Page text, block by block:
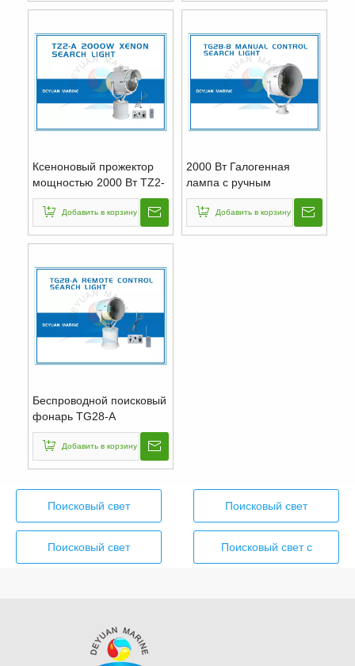
Ксеноновый прожектор
мощностью 2000 Вт TZ2-
A Пульт дистанционного
управления
Добавить в корзину
2000 Вт Галогенная
лампа с ручным
управлением Поисковая
лампаДобавить в корзину
Беспроводной поисковый
фонарь TG28-A
мощностью 2000 Вт с
дистанционным
управлением
Добавить в корзину
Поисковый свет Поисковый свет
Поисковый свет Поисковый свет с